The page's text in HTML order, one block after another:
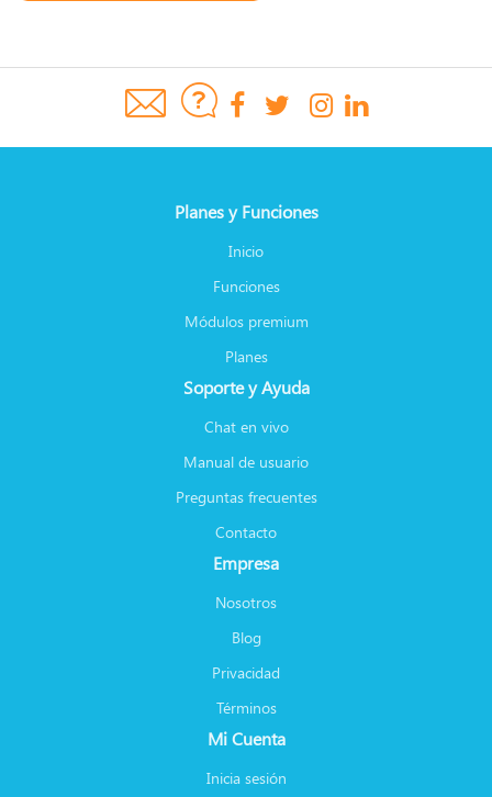
Planes y Funciones
Inicio
Funciones
Módulos premium
Planes
Soporte y Ayuda
Chat en vivo
Manual de usuario
Preguntas frecuentes
Contacto
Empresa
Nosotros
Blog
Privacidad
Términos
Mi Cuenta
Inicia sesión